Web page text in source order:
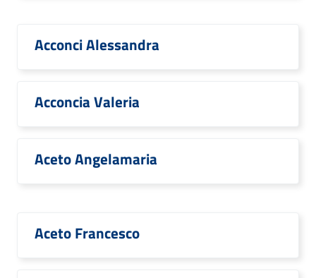
Acconci Alessandra
Acconcia Valeria
Aceto Angelamaria
Aceto Francesco